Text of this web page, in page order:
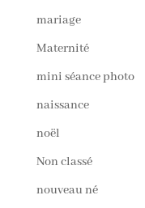
mariage
Maternité
mini séance photo
naissance
noël
Non classé
nouveau né